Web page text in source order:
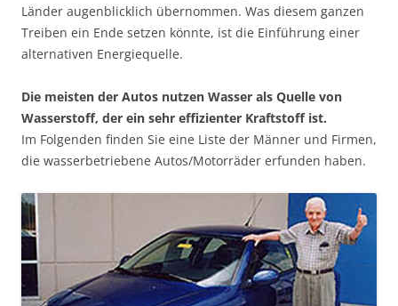
Länder augenblicklich übernommen. Was diesem ganzen
Treiben ein Ende setzen könnte, ist die Einführung einer
alternativen Energiequelle.
Die meisten der Autos nutzen Wasser als Quelle von
Wasserstoff, der ein sehr effizienter Kraftstoff ist.
Im Folgenden finden Sie eine Liste der Männer und Firmen,
die wasserbetriebene Autos/Motorräder erfunden haben.